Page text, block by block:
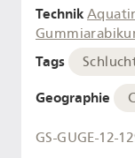
Technik
Tags
Geographie
GS-GUGE-12-